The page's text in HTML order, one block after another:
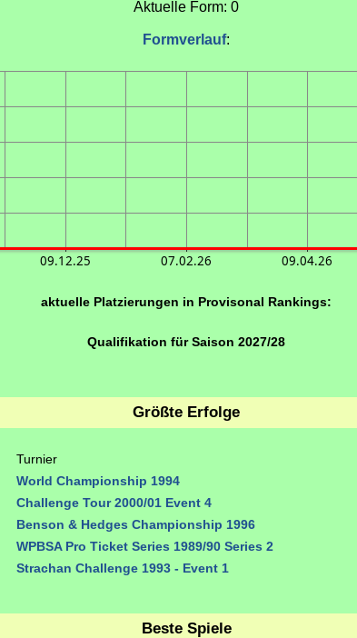
Aktuelle Form: 0
Formverlauf:
09.12.25 07.02.26 09.04.26
aktuelle Platzierungen in Provisonal Rankings:
Qualifikation für Saison 2027/28
Größte Erfolge
Turnier
World Championship 1994
Challenge Tour 2000/01 Event 4
Benson & Hedges Championship 1996
WPBSA Pro Ticket Series 1989/90 Series 2
Strachan Challenge 1993 - Event 1
Beste Spiele